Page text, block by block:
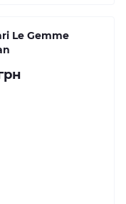
Le Gemme